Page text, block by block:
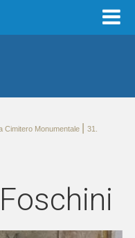
Cimitero Monumentale
31.